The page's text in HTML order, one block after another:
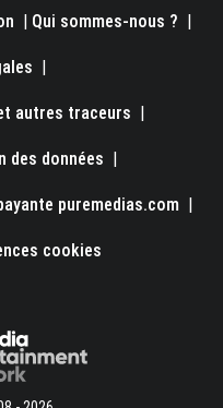
| Qui sommes-nous ? |
|
autres traceurs |
des données |
puremedias.com |
cookies